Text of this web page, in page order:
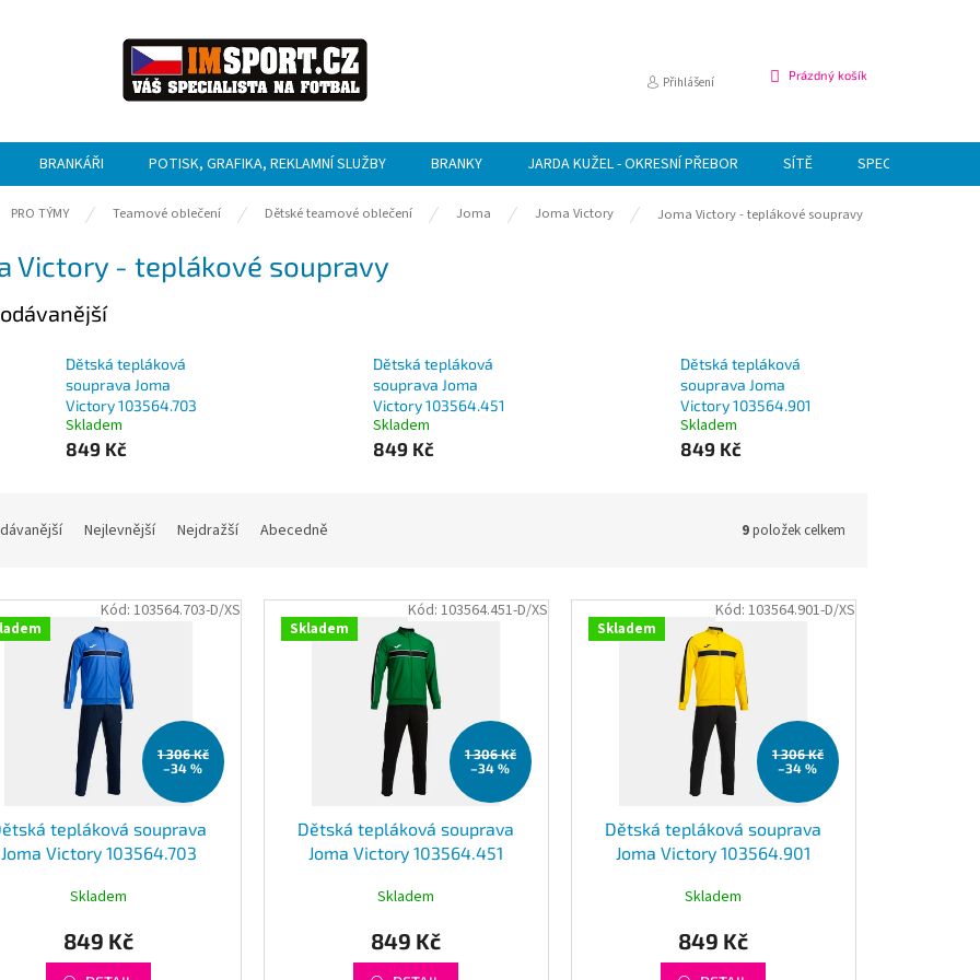
Přihlášení
NÁKUPNÍ
Prázdný košík
BRANKÁŘI POTISK, GRAFIKA, REKLAMNÍ SLUŽBY BRANKY JARDA KUŽEL - OKRESNÍ PŘEBOR SÍTĚ SPECIÁLNÍ NABÍDKA
PRO TÝMY Teamové oblečení Dětské teamové oblečení Joma Joma Victory Joma Victory - teplákové soupravy
Victory - teplákové soupravy
Dětská tepláková
souprava Joma
Victory 103564.703
Skladem
849 Kč
Dětská tepláková
souprava Joma
Victory 103564.451
Skladem
849 Kč
Dětská tepláková
souprava Joma
Victory 103564.901
Skladem
849 Kč
Nejlevnější Nejdražší Abecedně 9položek celkem
1 306 Kč
–34 %
tepláková souprava
Joma Victory 103564.703
Skladem
849 Kč
Kód: 103564.703-D/XS
Skladem
1 306 Kč
–34 %
Dětská tepláková souprava
Joma Victory 103564.451
Skladem
849 Kč
Kód: 103564.451-D/XS
Skladem
1 306 Kč
–34 %
Dětská tepláková souprava
Joma Victory 103564.901
Skladem
849 Kč
Kód: 103564.901-D/XS